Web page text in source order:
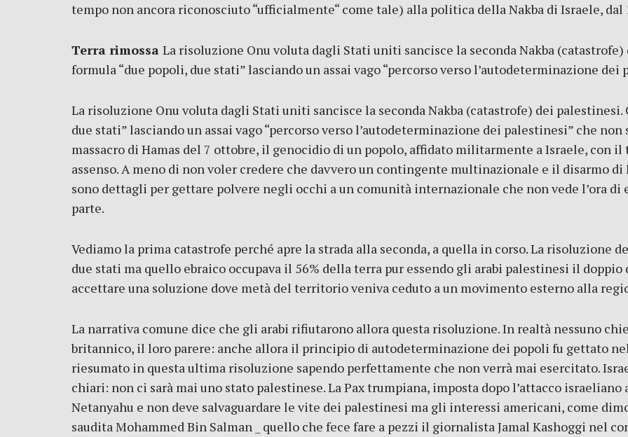
tempo non ancora riconosciuto “ufficialmente“ come tale) alla politica della Nakba di Israele, dal
Terra rimossa La risoluzione Onu voluta dagli Stati uniti sancisce la seconda Nakba
formula “due popoli, due stati” lasciando un assai vago “percorso verso l’autodeterminazione
La risoluzione Onu voluta dagli Stati uniti sancisce la seconda Nakba (catastrofe) dei
due stati” lasciando un assai vago “percorso verso l’autodeterminazione dei palestinesi” che
massacro di Hamas del 7 ottobre, il genocidio di un popolo, affidato militarmente a Israele, con
assenso. A meno di non voler credere che davvero un contingente multinazionale e il disarmo
sono dettagli per gettare polvere negli occhi a un comunità internazionale che non vede l’ora di
parte.
Vediamo la prima catastrofe perché apre la strada alla seconda, a quella in corso. La risoluzione
due stati ma quello ebraico occupava il 56% della terra pur essendo gli arabi palestinesi il doppio
accettare una soluzione dove metà del territorio veniva ceduto a un movimento esterno alla
La narrativa comune dice che gli arabi rifiutarono allora questa risoluzione. In realtà nessuno
britannico, il loro parere: anche allora il principio di autodeterminazione dei popoli fu gettato
riesumato in questa ultima risoluzione sapendo perfettamente che non verrà mai esercitato.
chiari: non ci sarà mai uno stato palestinese. La Pax trumpiana, imposta dopo l’attacco israeliano
Netanyahu e non deve salvaguardare le vite dei palestinesi ma gli interessi americani, come
saudita Mohammed Bin Salman _ quello che fece fare a pezzi il giornalista Jamal Kashoggi nel